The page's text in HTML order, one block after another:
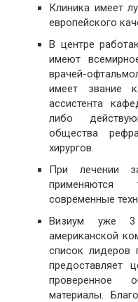
Клиника имеет
европейского
В центре
имеют
врачей-
имеет звание
ассистента
либо
общества
хирургов.
При лечении
современные
Визиум уже 3
американской
список лидеров
предоставляет
проверенное
материалы.